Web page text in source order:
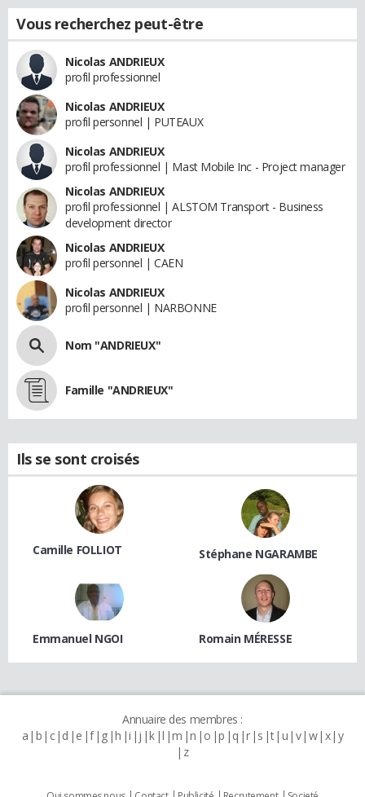
Vous recherchez peut-être
Nicolas ANDRIEUX
profil professionnel
Nicolas ANDRIEUX
profil personnel | PUTEAUX
Nicolas ANDRIEUX
profil professionnel | Mast Mobile Inc - Project manager
Nicolas ANDRIEUX
profil professionnel | ALSTOM Transport - Business
development director
Nicolas ANDRIEUX
profil personnel | CAEN
Nicolas ANDRIEUX
profil personnel | NARBONNE
Nom "ANDRIEUX"
Famille "ANDRIEUX"
Ils se sont croisés
Camille FOLLIOT Stéphane NGARAMBE
Emmanuel NGOI Romain MÉRESSE
Annuaire des membres :
a b c d e f g h i j k l m n o p q r s t u v w x y
z